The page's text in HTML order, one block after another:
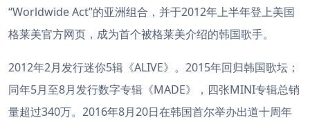
“Worldwide Act”的亚洲组合，并于2012年上半年登上美国
格莱美官方网页，成为首个被格莱美介绍的韩国歌手。
2012年2月发行迷你5辑《ALIVE》。2015年回归韩国歌坛；
同年5月至8月发行数字专辑《MADE》，四张MINI专辑总销
量超过340万。2016年8月20日在韩国首尔举办出道十周年